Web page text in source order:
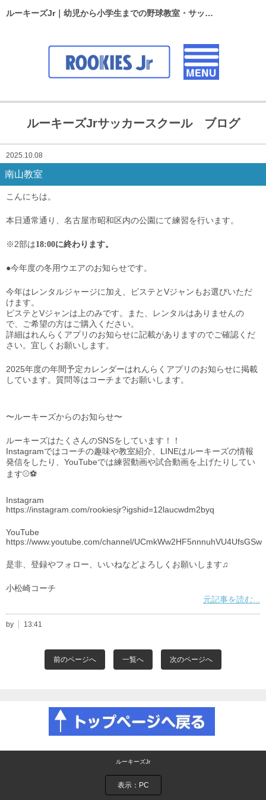
ルーキーズJr｜幼児から小学生までの野球教室・サッカースクール
ルーキーズJrサッカースクール ブログ
2025.10.08
南山教室
こんにちは。
本日通常通り、名古屋市昭和区内の公園にて練習を行います。
※2部は18:00に終わります。
●今年度の冬用ウエアのお知らせです。
今年はレンタルジャージに加え、ピステとVジャンもお選びいただ
けます。
ピステとVジャンは上のみです。また、レンタルはありませんの
で、ご希望の方はご購入ください。
詳細はれんらくアプリのお知らせに記載がありますのでご確認くだ
さい。宜しくお願いします。
2025年度の年間予定カレンダーはれんらくアプリのお知らせに掲載
しています。質問等はコーチまでお願いします。
〜ルーキーズからのお知らせ〜
ルーキーズはたくさんのSNSをしています！！
Instagramではコーチの趣味や教室紹介、LINEはルーキーズの情報
発信をしたり、YouTubeでは練習動画や試合動画を上げたりしてい
ます⚾️⚽️
Instagram
https://instagram.com/rookiesjr?igshid=12laucwdm2byq
YouTube
https://www.youtube.com/channel/UCmkWw2HF5nnnuhVU4UfsGSw
是非、登録やフォロー、いいねなどよろしくお願いします♫
小松崎コーチ
元記事を読む...
by 13:41
前のページへ 一覧へ 次のページへ
ルーキーズJr
表示：PC